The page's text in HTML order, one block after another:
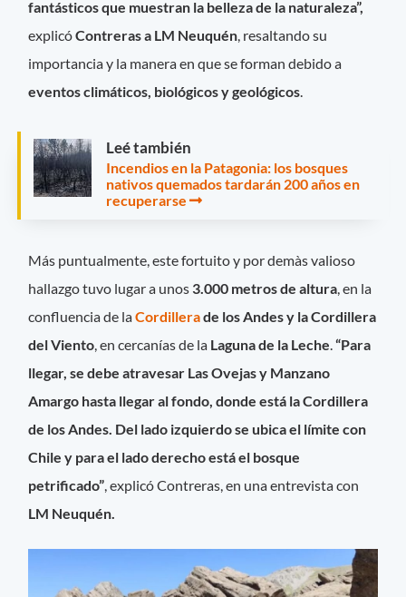
fantásticos que muestran la belleza de la naturaleza”,
explicóContreras a LM Neuquén , resaltando su
importancia y la manera en que se forman debido a
eventos climáticos, biológicos y geológicos
Leé también
Incendios en la Patagonia: los bosques
nativos quemados tardarán 200 años en
recuperarse
Más puntualmente, este fortuito y por demàs valioso
hallazgo tuvo lugar a unos 3.000 metros de altura, en la
confluencia de laCordillerade los Andes y la Cordillera
del Viento, en cercanías de la Laguna de la Leche.“Para
llegar, se debe atravesar Las Ovejas y Manzano
Amargo hasta llegar al fondo, donde está la Cordillera
de los Andes. Del lado izquierdo se ubica el límite con
Chile y para el lado derecho está el bosque
petrificado”, explicó Contreras, en una entrevista con
LM Neuquén.